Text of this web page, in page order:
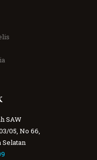
SAW
05, No 66,